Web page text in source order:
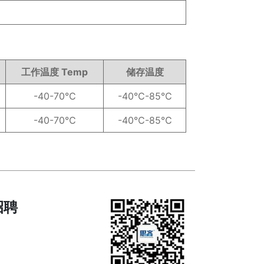
工作温度 Temp 储存温度
-40-70℃ -40℃-85℃
-40-70℃ -40℃-85℃
聘